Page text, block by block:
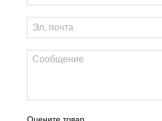
Оцените товар